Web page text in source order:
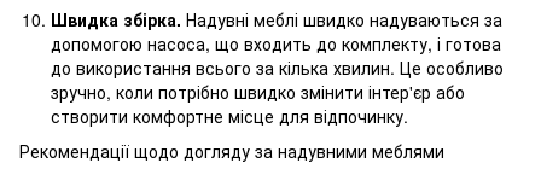
Швидка збірка. Надувні меблі швидко надуваються за
допомогою насоса, що входить до комплекту, і готова
до використання всього за кілька хвилин. Це особливо
зручно, коли потрібно швидко змінити інтер'єр або
створити комфортне місце для відпочинку.
Рекомендації щодо догляду за надувними меблями